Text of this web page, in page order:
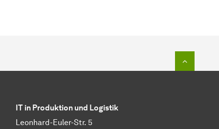
IT in Produktion und Logistik
Leonhard-Euler-Str. 5